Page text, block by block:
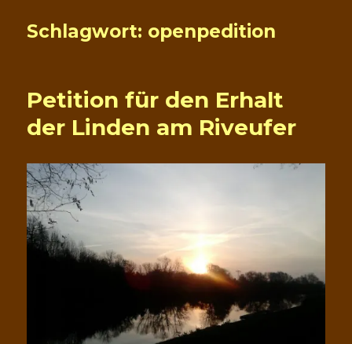
Schlagwort: openpedition
Petition für den Erhalt
der Linden am Riveufer